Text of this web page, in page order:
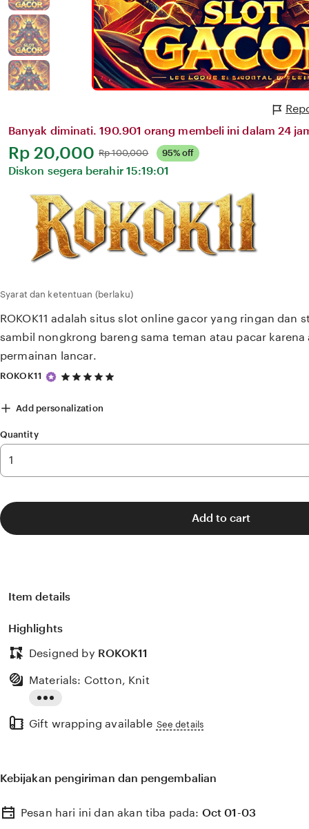
Banyak diminati. 190.901 orang membeli ini dalam 24
Harga:
Rp 20,000 Normal:
Rp 100,000 95% off
Diskon segera berahir 15:19:01
Syarat dan ketentuan (berlaku)
ROKOK11 adalah situs slot online gacor yang ringan dan
sambil nongkrong bareng sama teman atau pacar karena
permainan lancar.
ROKOK11
5
5
Add personalization
Quantity
Add to cart
Item details
Highlights
Designed by ROKOK11
the
Materials: Cotton, Knit
Gift wrapping available See details
Kebijakan pengiriman dan pengembalian
Pesan hari ini dan akan tiba pada: Oct 01-03